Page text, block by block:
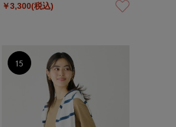
￥3,300(税込)
15